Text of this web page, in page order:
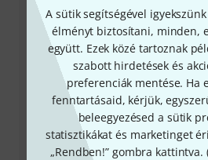
A sütik segítségével
élményt biztosítani, minden,
együtt. Ezek közé tartoznak
szabott hirdetések és
preferenciák mentése. Ha
fenntartásaid, kérjük,
beleegyezésed a sütik
statisztikákat és marketinget
„Rendben!” gombra kattintva.
+49-9546-9223-
Ügyfélszolgálatunk minden
örömmel áll rendelkezésedre
Készítsd elő ügyfélszámodat